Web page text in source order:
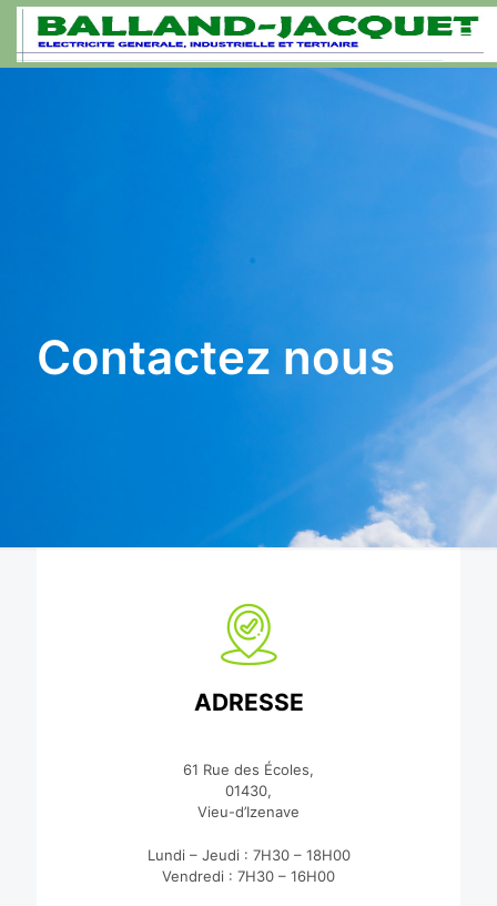
Contactez nous
ADRESSE
61 Rue des Écoles,
01430,
Vieu-d’Izenave
Lundi – Jeudi : 7H30 – 18H00
Vendredi : 7H30 – 16H00